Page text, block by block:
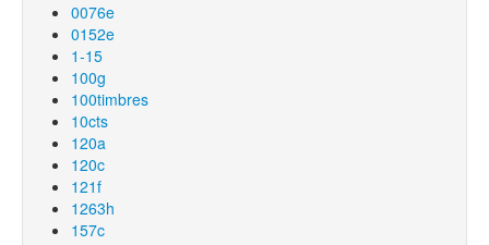
0076e
0152e
1-15
100g
100timbres
10cts
120a
120c
121f
1263h
157c